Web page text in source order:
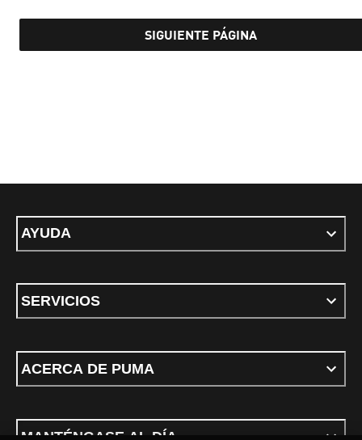
SIGUIENTE PÁGINA
AYUDA
SERVICIOS
ACERCA DE PUMA
MANTÉNGASE AL DÍA